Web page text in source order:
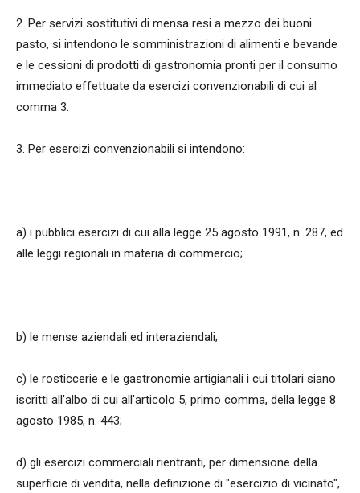
2. Per servizi sostitutivi di mensa resi a mezzo dei buoni
pasto, si intendono le somministrazioni di alimenti e bevande
e le cessioni di prodotti di gastronomia pronti per il consumo
immediato effettuate da esercizi convenzionabili di cui al
comma 3.
3. Per esercizi convenzionabili si intendono:
a) i pubblici esercizi di cui alla legge 25 agosto 1991, n. 287, ed
alle leggi regionali in materia di commercio;
b) le mense aziendali ed interaziendali;
c) le rosticcerie e le gastronomie artigianali i cui titolari siano
iscritti all'albo di cui all'articolo 5, primo comma, della legge 8
agosto 1985, n. 443;
d) gli esercizi commerciali rientranti, per dimensione della
superficie di vendita, nella definizione di "esercizio di vicinato",